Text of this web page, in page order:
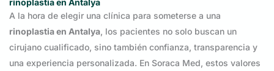
rinoplastia en Antalya
A la hora de elegir una clínica para someterse a una
rinoplastia en Antalya, los pacientes no solo buscan un
cirujano cualificado, sino también confianza, transparencia y
una experiencia personalizada. En Soraca Med, estos valores